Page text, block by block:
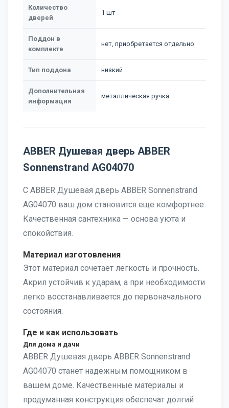
Количество
дверей
1 шт
Поддон в
комплекте
нет, приобретается отдельно
Тип поддона низкий
Дополнительная
информация
металлическая ручка
ABBER Душевая дверь ABBER
Sonnenstrand AG04070
С ABBER Душевая дверь ABBER Sonnenstrand
AG04070 ваш дом становится еще комфортнее.
Качественная сантехника — основа уюта и
спокойствия.
Материал изготовления
Этот материал сочетает легкость и прочность.
Акрил устойчив к ударам, а при необходимости
легко восстанавливается до первоначального
состояния.
Где и как использовать
Для дома и дачи
ABBER Душевая дверь ABBER Sonnenstrand
AG04070 станет надежным помощником в
вашем доме. Качественные материалы и
продуманная конструкция обеспечат долгий